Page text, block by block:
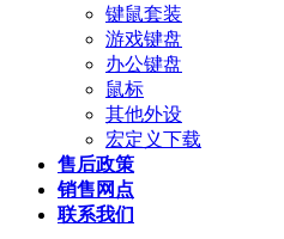
键鼠套装
游戏键盘
办公键盘
鼠标
其他外设
宏定义下载
售后政策
销售网点
联系我们